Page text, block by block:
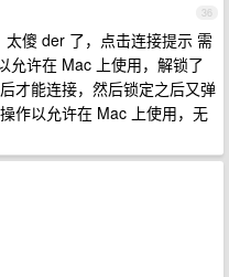
36
太傻 der 了，点击连接提示 需
允许在 Mac 上使用，解锁了
才能连接，然后锁定之后又弹
作以允许在 Mac 上使用，无